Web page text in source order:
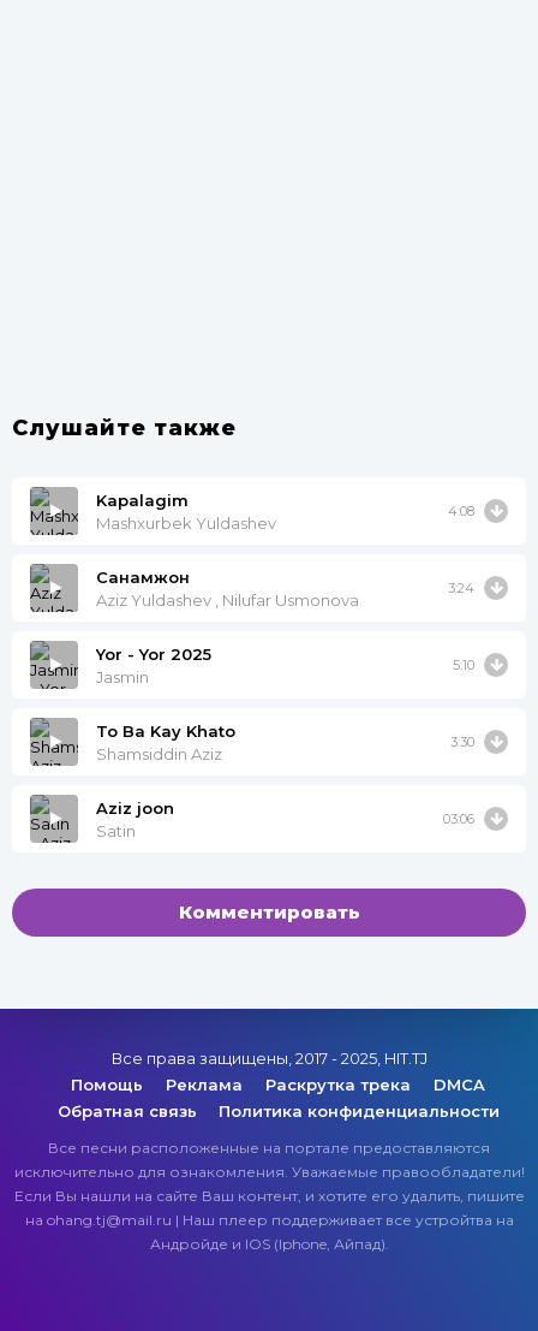
Слушайте также
Kapalagim
Mashxurbek Yuldashev
4:08
Санамжон
Aziz Yuldashev , Nilufar Usmonova
3:24
Yor - Yor 2025
Jasmin
5:10
To Ba Kay Khato
Shamsiddin Aziz
3:30
Aziz joon
Satin
03:06
Комментировать
Все права защищены, 2017 - 2025, HIT.TJ
Помощь
Реклама Раскрутка трека
DMCA
Обратная связь
Политика конфиденциальности
Все песни расположенные на портале предоставляются
исключительно для ознакомления. Уважаемые правообладатели!
Если Вы нашли на сайте Ваш контент, и хотите его удалить, пишите
на ohang.tj@mail.ru | Наш плеер поддерживает все устройтва на
Андройде и IOS (Iphone, Айпад).